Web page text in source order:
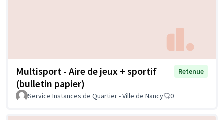
Multisport - Aire de jeux + sportif
(bulletin papier)
Retenue
Service Instances de Quartier - Ville de Nancy 0